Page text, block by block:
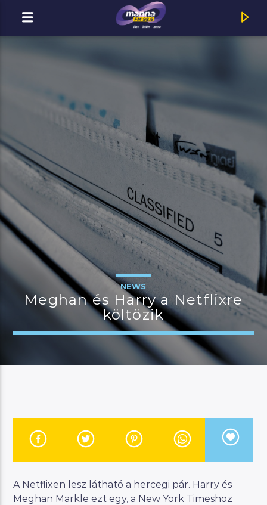
MOST ADÁSBAN
MannaFM
Hope Darst : If The Lord Builds The House
JELENLEGI MŰSOR
BUDAPEST UPDATE
Manna FM
NEWS
Meghan és Harry a Netflixre
költözik
A Netflixen lesz látható a hercegi pár. Harry és
Meghan Markle ezt egy, a New York Timeshoz